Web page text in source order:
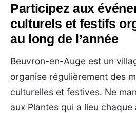
Participez aux
culturels et festifs
au long de l’année
Beuvron-en-Auge est un
organise régulièrement des
culturelles et festives. Ne
aux Plantes qui a lieu chaque